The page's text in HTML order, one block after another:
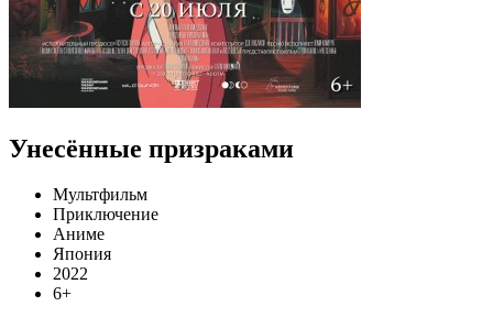
Унесённые призраками
Мультфильм
Приключение
Аниме
Япония
2022
6+